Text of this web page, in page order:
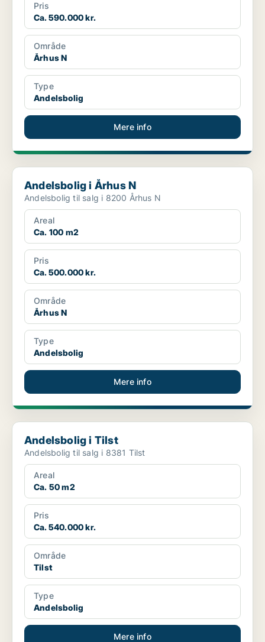
Pris
Ca. 590.000 kr.
Område
Århus N
Type
Andelsbolig
Mere info
Andelsbolig i Århus N
Andelsbolig i Århus N
Andelsbolig til salg i 8200 Århus N
Areal
Ca. 100 m2
Pris
Ca. 500.000 kr.
Område
Århus N
Type
Andelsbolig
Mere info
Andelsbolig i Tilst
Andelsbolig i Tilst
Andelsbolig til salg i 8381 Tilst
Areal
Ca. 50 m2
Pris
Ca. 540.000 kr.
Område
Tilst
Type
Andelsbolig
Mere info